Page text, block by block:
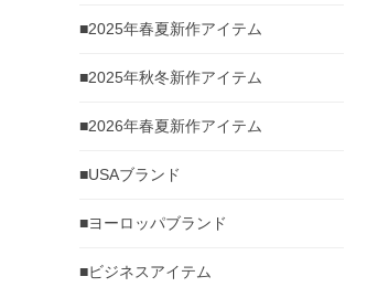
■2025年春夏新作アイテム
■2025年秋冬新作アイテム
■2026年春夏新作アイテム
■USAブランド
■ヨーロッパブランド
■ビジネスアイテム